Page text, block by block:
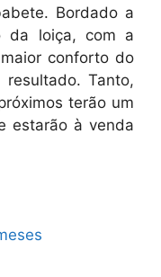
Bordado a
da loiça, com a
conforto do
Tanto,
terão um
estarão à venda